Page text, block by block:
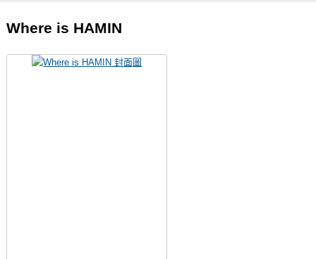
會員中心
Where is HAMIN